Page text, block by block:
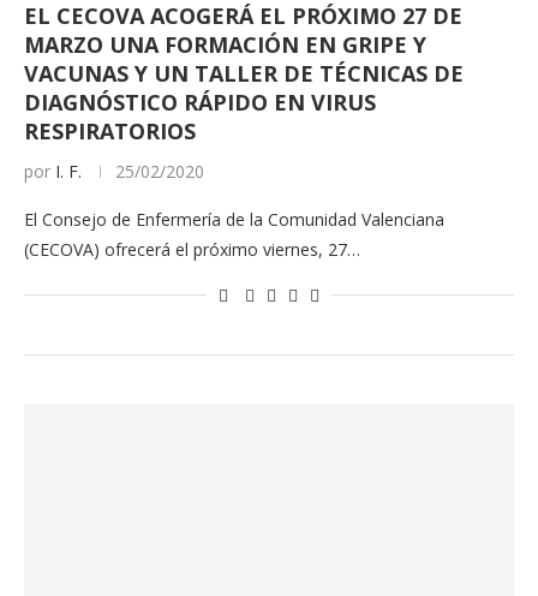
EL CECOVA ACOGERÁ EL PRÓXIMO 27 DE
MARZO UNA FORMACIÓN EN GRIPE Y
VACUNAS Y UN TALLER DE TÉCNICAS DE
DIAGNÓSTICO RÁPIDO EN VIRUS
RESPIRATORIOS
por I. F. 25/02/2020
El Consejo de Enfermería de la Comunidad Valenciana
(CECOVA) ofrecerá el próximo viernes, 27…